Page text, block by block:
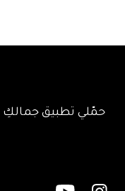
حمّلي تطبيق جمالكِ